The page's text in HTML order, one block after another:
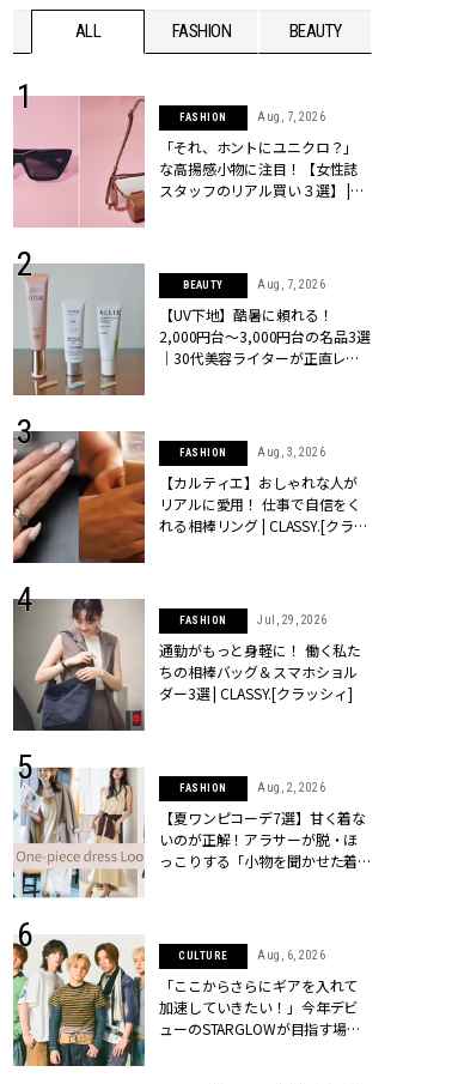
ALL FASHION BEAUTY
FASHION Aug, 7, 2026
「それ、ホントにユニクロ？」
な高揚感小物に注目！【女性誌
スタッフのリアル買い３選】 |
BEAUTY Aug, 7, 2026
【UV下地】酷暑に頼れる！
2,000円台〜3,000円台の名品3選
｜30代美容ライターが正直レビ
FASHION Aug, 3, 2026
【カルティエ】おしゃれな人が
リアルに愛用！ 仕事で自信をく
れる相棒リング | CLASSY.[クラッ
FASHION Jul, 29, 2026
通勤がもっと身軽に！ 働く私た
ちの相棒バッグ＆スマホショル
ダー3選 | CLASSY.[クラッシィ]
FASHION Aug, 2, 2026
【夏ワンピコーデ7選】甘く着な
いのが正解！アラサーが脱・ほ
っこりする「小物を聞かせた着
CULTURE Aug, 6, 2026
「ここからさらにギアを入れて
加速していきたい！」今年デビ
ューのSTARGLOWが目指す場所